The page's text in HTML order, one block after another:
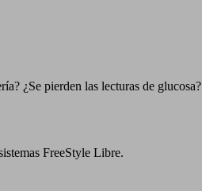
¿Se pierden las lecturas de glucosa?
FreeStyle Libre.